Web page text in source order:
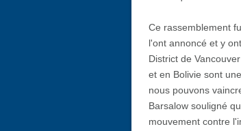
Ce rassemblement
l'ont annoncé et y
District de
et en Bolivie sont
nous pouvons
Barsalow souligné
mouvement contre